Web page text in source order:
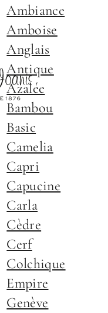
Ambiance
Amboise
Anglais
Antique
Azalée
Bambou
Basic
Camelia
Capri
Capucine
Carla
Cèdre
Cerf
Colchique
Empire
Genève